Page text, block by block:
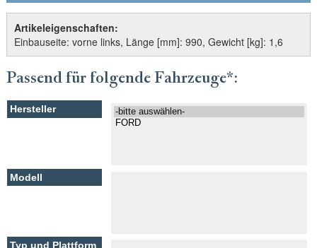
Artikeleigenschaften:
Einbauseite: vorne links, Länge [mm]: 990, Gewicht [kg]: 1,6
Passend für folgende Fahrzeuge*: